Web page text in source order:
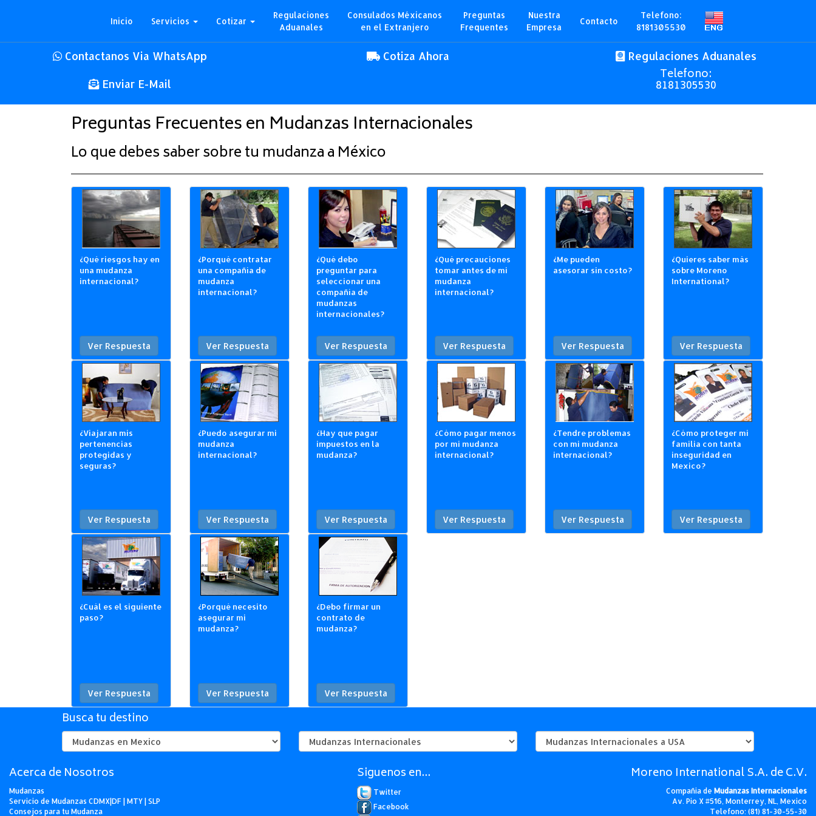
Inicio Servicios Cotizar
Regulaciones
Aduanales
Consulados Méxicanos
en el Extranjero
Preguntas
Frequentes
Nuestra
Empresa
Contacto
Telefono:
8181305530
Contactanos Via WhatsApp Cotiza Ahora Regulaciones Aduanales
Enviar E-Mail Telefono:
8181305530
Preguntas Frecuentes en Mudanzas Internacionales
Lo que debes saber sobre tu mudanza a México
¿Qué riesgos hay en
una mudanza
internacional?
Ver Respuesta
¿Porqué contratar
una compañía de
mudanza
internacional?
Ver Respuesta
¿Qué debo
preguntar para
seleccionar una
compañía de
mudanzas
internacionales?
Ver Respuesta
¿Qué precauciones
tomar antes de mi
mudanza
internacional?
Ver Respuesta
¿Me pueden
asesorar sin costo?
Ver Respuesta
¿Quieres saber más
sobre Moreno
International?
Ver Respuesta
¿Viajaran mis
pertenencias
protegidas y
seguras?
Ver Respuesta
¿Puedo asegurar mi
mudanza
internacional?
Ver Respuesta
¿Hay que pagar
impuestos en la
mudanza?
Ver Respuesta
¿Cómo pagar menos
por mi mudanza
internacional?
Ver Respuesta
¿Tendre problemas
con mi mudanza
internacional?
Ver Respuesta
¿Cómo proteger mi
familia con tanta
inseguridad en
Mexico?
Ver Respuesta
¿Cuál es el siguiente
paso?
Ver Respuesta
¿Porqué necesito
asegurar mi
mudanza?
Ver Respuesta
¿Debo firmar un
contrato de
mudanza?
Ver Respuesta
Busca tu destino
Acerca de Nosotros
Mudanzas
Servicio de Mudanzas CDMX|DF | MTY | SLP
Consejos para tu Mudanza
Siguenos en...
Twitter
Facebook
Moreno International S.A. de C.V.
Compañia de Mudanzas Internacionales
Av. Pio X #516, Monterrey, NL, Mexico
Telefono: (81) 81-30-55-30